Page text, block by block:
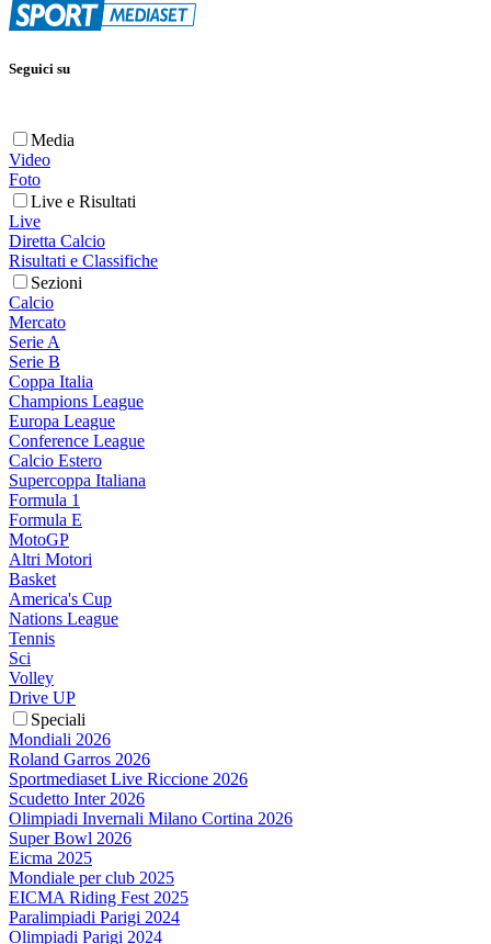
Seguici su
Media
Video
Foto
Live e Risultati
Live
Diretta Calcio
Risultati e Classifiche
Sezioni
Calcio
Mercato
Serie A
Serie B
Coppa Italia
Champions League
Europa League
Conference League
Calcio Estero
Supercoppa Italiana
Formula 1
Formula E
MotoGP
Altri Motori
Basket
America's Cup
Nations League
Tennis
Sci
Volley
Drive UP
Speciali
Mondiali 2026
Roland Garros 2026
Sportmediaset Live Riccione 2026
Scudetto Inter 2026
Olimpiadi Invernali Milano Cortina 2026
Super Bowl 2026
Eicma 2025
Mondiale per club 2025
EICMA Riding Fest 2025
Paralimpiadi Parigi 2024
Olimpiadi Parigi 2024